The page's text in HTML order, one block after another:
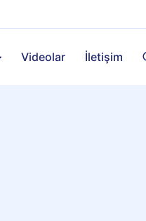
Videolar İletişim